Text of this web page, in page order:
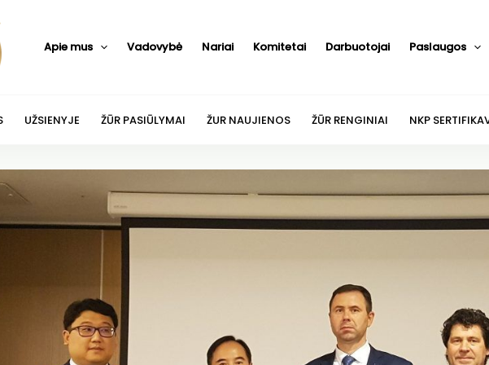
Apie mus Vadovybė Nariai Komitetai Darbuotojai Paslaugos
UŽSIENYJE ŽŪR PASIŪLYMAI ŽUR NAUJIENOS ŽŪR RENGINIAI NKP